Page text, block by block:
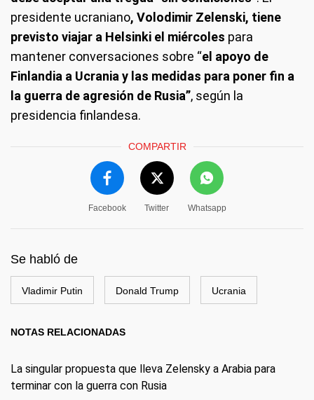
presidente ucraniano, Volodimir Zelenski, tiene
previsto viajar a Helsinki el miércoles para
mantener conversaciones sobre “el apoyo de
Finlandia a Ucrania y las medidas para poner fin a
la guerra de agresión de Rusia”, según la
presidencia finlandesa.
COMPARTIR
Facebook Twitter Whatsapp
Se habló de
Vladimir Putin Donald Trump Ucrania
NOTAS RELACIONADAS
La singular propuesta que lleva Zelensky a Arabia para
terminar con la guerra con Rusia